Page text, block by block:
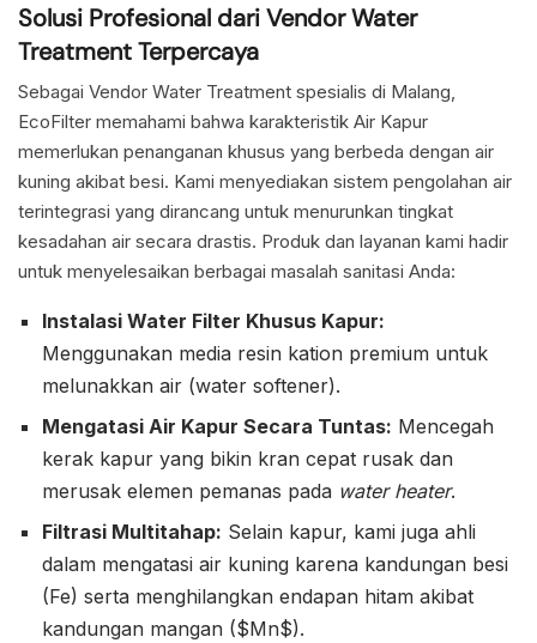
Solusi Profesional dari Vendor Water
Treatment Terpercaya
Sebagai Vendor Water Treatment spesialis di Malang,
EcoFilter memahami bahwa karakteristik Air Kapur
memerlukan penanganan khusus yang berbeda dengan air
kuning akibat besi. Kami menyediakan sistem pengolahan air
terintegrasi yang dirancang untuk menurunkan tingkat
kesadahan air secara drastis. Produk dan layanan kami hadir
untuk menyelesaikan berbagai masalah sanitasi Anda:
Instalasi Water Filter Khusus Kapur:
Menggunakan media resin kation premium untuk
melunakkan air (water softener).
Mengatasi Air Kapur Secara Tuntas: Mencegah
kerak kapur yang bikin kran cepat rusak dan
merusak elemen pemanas pada water heater.
Filtrasi Multitahap: Selain kapur, kami juga ahli
dalam mengatasi air kuning karena kandungan besi
(Fe) serta menghilangkan endapan hitam akibat
kandungan mangan ($Mn$).